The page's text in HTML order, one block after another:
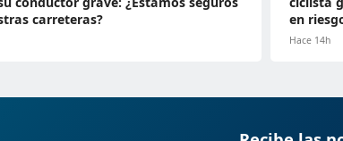
carreteras?
en
Hace 14h